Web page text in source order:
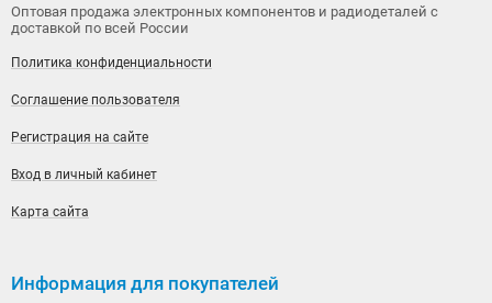
Оптовая продажа электронных компонентов и радиодеталей с
доставкой по всей России
Политика конфиденциальности
Соглашение пользователя
Регистрация на сайте
Вход в личный кабинет
Карта сайта
Информация для покупателей